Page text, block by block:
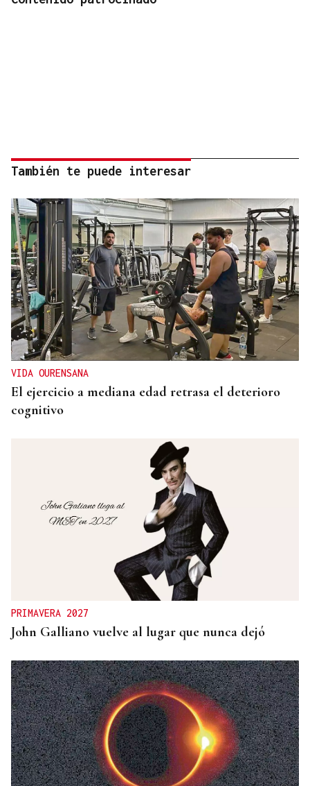
También te puede interesar
VIDA OURENSANA
El ejercicio a mediana edad retrasa el deterioro
cognitivo
PRIMAVERA 2027
John Galliano vuelve al lugar que nunca dejó